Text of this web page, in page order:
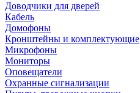
Доводчики для дверей
Кабель
Домофоны
Кронштейны и комплектующие
Микрофоны
Мониторы
Оповещатели
Охранные сигнализации